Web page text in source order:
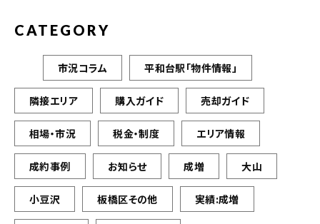
CATEGORY
市況コラム 平和台駅「物件情報」
隣接エリア 購入ガイド 売却ガイド
相場・市況 税金・制度 エリア情報
成約事例 お知らせ 成増 大山
小豆沢 板橋区その他 実績:成増